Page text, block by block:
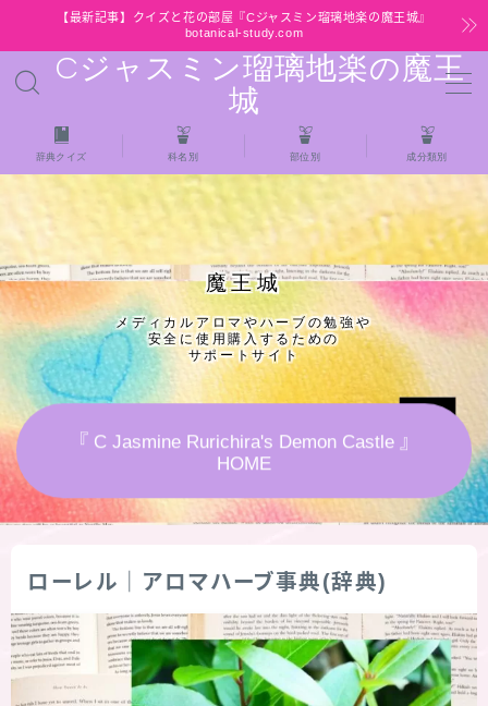
【最新記事】クイズと花の部屋『Cジャスミン瑠璃地楽の魔王城』
botanical-study.com
Cジャスミン瑠璃地楽の魔王
城
MENU
HOME
【最新】クイズと花の部屋
★全種/アロマハーブスパイス基材 プチ辞典ク
イズ＆プチ辞典
★アロマ検定＋αクイズ
★アロマハーブ傾向チェック
秘密部屋
お知らせ
辞典クイズ 科名別 部位別 成分類別
魔王城
メディカルアロマやハーブの勉強や
安全に使用購入するための
サポートサイト
『 C Jasmine Rurichira's Demon Castle 』
HOME
ローレル｜アロマハーブ事典(辞典)